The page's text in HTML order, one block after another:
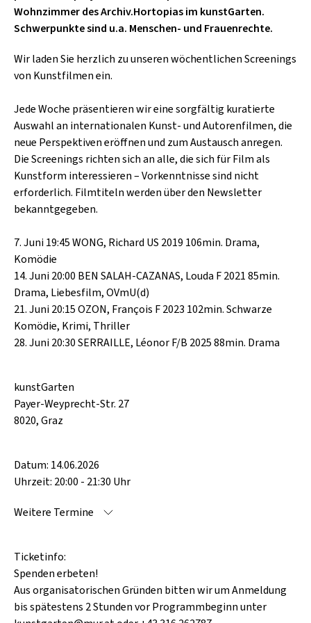
CAFÉ WOLF
KUNSTGARTEN
GOLD & PECH THEATER
HARD & HEAVY
SINGER-SONGWRITER
KULTURLAND STEIERMARK
Wohnzimmer des Archiv.Hortopias im kunstGarten.
Schwerpunkte sind u.a. Menschen- und Frauenrechte.
Wir laden Sie herzlich zu unseren wöchentlichen Screenings
von Kunstfilmen ein.
Jede Woche präsentieren wir eine sorgfältig kuratierte
Auswahl an internationalen Kunst- und Autorenfilmen, die
neue Perspektiven eröffnen und zum Austausch anregen.
Die Screenings richten sich an alle, die sich für Film als
Kunstform interessieren – Vorkenntnisse sind nicht
erforderlich. Filmtiteln werden über den Newsletter
bekanntgegeben.
7. Juni 19:45 WONG, Richard US 2019 106min. Drama,
Komödie
14. Juni 20:00 BEN SALAH-CAZANAS, Louda F 2021 85min.
Drama, Liebesfilm, OVmU(d)
21. Juni 20:15 OZON, François F 2023 102min. Schwarze
Komödie, Krimi, Thriller
28. Juni 20:30 SERRAILLE, Léonor F/B 2025 88min. Drama
kunstGarten
Payer-Weyprecht-Str. 27
8020, Graz
Datum: 14.06.2026
Uhrzeit: 20:00 - 21:30 Uhr
Weitere Termine
Ticketinfo:
Spenden erbeten!
Aus organisatorischen Gründen bitten wir um Anmeldung
bis spätestens 2 Stunden vor Programmbeginn unter